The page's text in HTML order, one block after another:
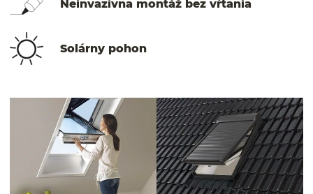
Neinvazívna montáž bez vŕtania
Solárny pohon